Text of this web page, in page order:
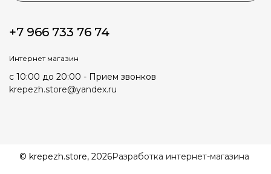
+7 966 733 76 74
Интернет магазин
с 10:00 до 20:00 - Прием звонков
krepezh.store@yandex.ru
© krepezh.store, 2026Разработка интернет-магазина